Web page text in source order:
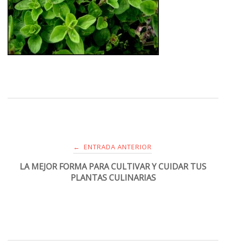
← ENTRADA ANTERIOR
LA MEJOR FORMA PARA CULTIVAR Y CUIDAR TUS
PLANTAS CULINARIAS